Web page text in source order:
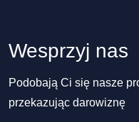
Wesprzyj nas
Podobają Ci się nasze
przekazując darowiznę